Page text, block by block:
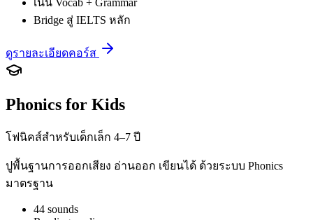
เน้น Vocab + Grammar
Bridge สู่ IELTS หลัก
ดูรายละเอียดคอร์ส
Phonics for Kids
โฟนิคส์สำหรับเด็กเล็ก 4–7 ปี
ปูพื้นฐานการออกเสียง อ่านออก เขียนได้ ด้วยระบบ Phonics
มาตรฐาน
44 sounds